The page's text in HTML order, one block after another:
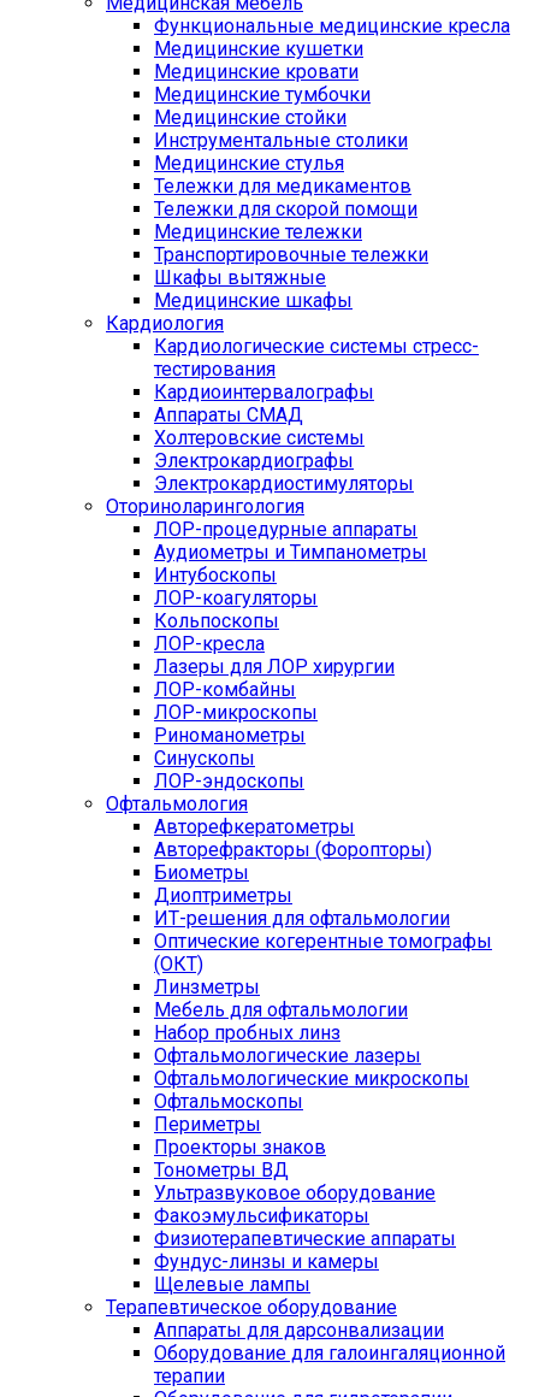
Функциональные медицинские кресла
Медицинские кушетки
Медицинские кровати
Медицинские тумбочки
Медицинские стойки
Инструментальные столики
Медицинские стулья
Тележки для медикаментов
Тележки для скорой помощи
Медицинские тележки
Транспортировочные тележки
Шкафы вытяжные
Медицинские шкафы
Кардиология
Кардиологические системы стресс-
тестирования
Кардиоинтервалографы
Аппараты СМАД
Холтеровские системы
Электрокардиографы
Электрокардиостимуляторы
Оториноларингология
ЛОР-процедурные аппараты
Аудиометры и Тимпанометры
Интубоскопы
ЛОР-коагуляторы
Кольпоскопы
ЛОР-кресла
Лазеры для ЛОР хирургии
ЛОР-комбайны
ЛОР-микроскопы
Риноманометры
Синускопы
ЛОР-эндоскопы
Офтальмология
Авторефкератометры
Авторефракторы (Форопторы)
Биометры
Диоптриметры
ИТ-решения для офтальмологии
Оптические когерентные томографы
(ОКТ)
Линзметры
Мебель для офтальмологии
Набор пробных линз
Офтальмологические лазеры
Офтальмологические микроскопы
Офтальмоскопы
Периметры
Проекторы знаков
Тонометры ВД
Ультразвуковое оборудование
Факоэмульсификаторы
Физиотерапевтические аппараты
Фундус-линзы и камеры
Щелевые лампы
Терапевтическое оборудование
Аппараты для дарсонвализации
Оборудование для галоингаляционной
терапии